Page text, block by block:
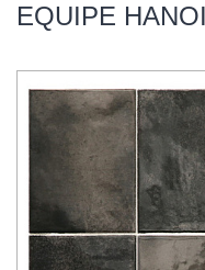
EQUIPE